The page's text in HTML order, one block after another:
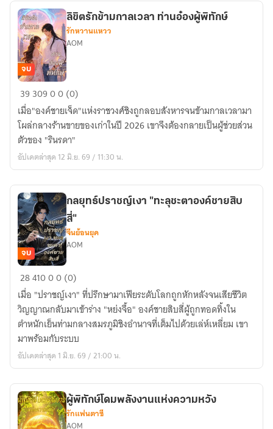
รัก
ที่
ตาม
หา
ลิขิต
รัก
ข้าม
กาล
เวลา
ท่าน
ผู้
พิทักษ์
จบ
ลิขิตรักข้ามกาลเวลา ท่านอ๋องผู้พิทักษ์
รักหวานแหวว
AOM
39 30900 (0)
เมื่อ"องค์ชายเจ็ด"แห่งราชวงศ์ชิงถูกลอบสังหารจนข้ามกาลเวลามา
โผล่กลางร้านขายของเก่าในปี 2026 เขาจึงต้องกลายเป็นผู้ช่วยส่วน
ตัวของ "รินรดา"
อัปเดตล่าสุด 12 มิ.ย. 69 / 11:30 น.
กลยุทธ์
ปราชญ์
เงา
"ทะลุ
ชะตา
องค์
ชาย
สี่"
จบ
กลยุทธ์ปราชญ์เงา "ทะลุชะตาองค์ชายสิบ
สี่"
จีนย้อนยุค
AOM
2841000 (0)
เมื่อ "ปราชญ์เงา" ที่ปรึกษามาเฟียระดับโลกถูกหักหลังจนเสียชีวิต
วิญญาณกลับมาเข้าร่าง "หย่งจื้อ" องค์ชายสิบสี่ผู้ถูกทอดทิ้งใน
ตำหนักเย็นท่ามกลางสมรภูมิชิงอำนาจที่เต็มไปด้วยเล่ห์เหลี่ยม เขา
มาพร้อมกับระบบ
อัปเดตล่าสุด 1 มิ.ย. 69 / 21:00 น.
ผู้พิทักษ์โดมพลังงานแห่งความหวัง
รักแฟนตาซี
AOM